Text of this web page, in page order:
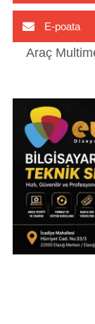
E-poata
Araç